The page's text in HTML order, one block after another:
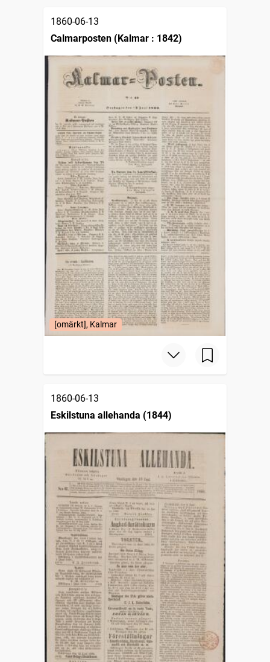
1860-06-13
Calmarposten (Kalmar : 1842)
[omärkt], Kalmar
1860-06-13
Eskilstuna allehanda (1844)